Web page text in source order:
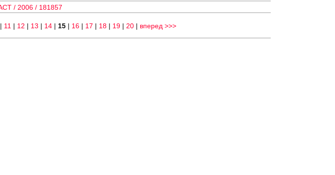
/ 2006 / 181857
11 | 12 | 13 | 14| 15| 16| 17 | 18| 19| 20| вперед >>>